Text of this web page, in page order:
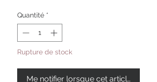
Quantité *
Rupture de stock
Me notifier lorsque cet article est